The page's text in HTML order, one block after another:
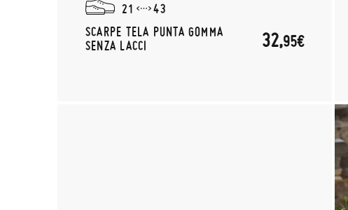
21
43
SCARPE TELA PUNTA GOMMA
SENZA LACCI
32,95€